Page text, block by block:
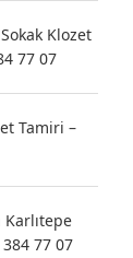
Klozet
77 07
Tamiri –
384 77 07